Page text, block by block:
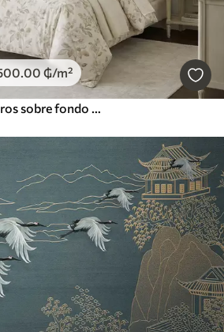
.00 ₲/m²
Delicadas flores y pájaros sobre fondo de tiza.